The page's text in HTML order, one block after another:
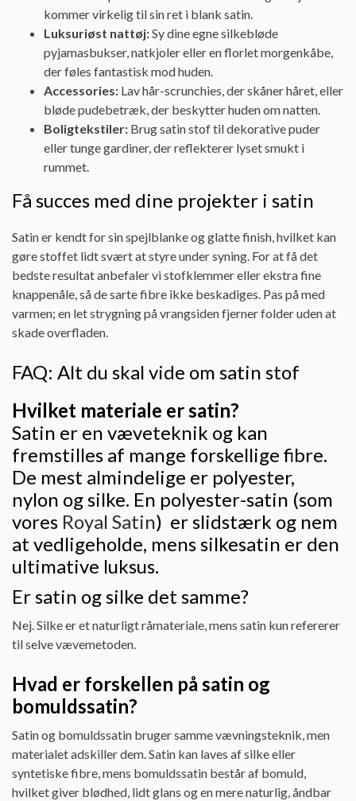
kommer virkelig til sin ret i blank satin.
Luksuriøst nattøj:Sy dine egne silkebløde
pyjamasbukser, natkjoler eller en florlet morgenkåbe,
der føles fantastisk mod huden.
Accessories: Lav hår-scrunchies, der skåner håret, eller
bløde pudebetræk, der beskytter huden om natten.
Boligtekstiler: Brug satin stof til dekorative puder
eller tunge gardiner, der reflekterer lyset smukt i
rummet.
Få succes med dine projekter i satin
Satin er kendt for sin spejlblanke og glatte finish, hvilket kan
gøre stoffet lidt svært at styre under syning. For at få det
bedste resultat anbefaler vi stofklemmer eller ekstra fine
knappenåle, så de sarte fibre ikke beskadiges. Pas på med
varmen; en let strygning på vrangsiden fjerner folder uden at
skade overfladen.
FAQ: Alt du skal vide om satin stof
Hvilket materiale er satin?
Satin er en væveteknik og kan
fremstilles af mange forskellige fibre.
De mest almindelige er polyester,
nylon og silke. En polyester-satin (som
vores Royal Satin) er slidstærk og nem
at vedligeholde, mens silkesatin er den
ultimative luksus.
Er satin og silke det samme?
Nej. Silke er et naturligt råmateriale, mens satin kun refererer
til selve vævemetoden.
Hvad er forskellen på satin og
bomuldssatin?
Satin og bomuldssatin bruger samme vævningsteknik, men
materialet adskiller dem. Satin kan laves af silke eller
syntetiske fibre, mens bomuldssatin består af bomuld,
hvilket giver blødhed, lidt glans og en mere naturlig, åndbar